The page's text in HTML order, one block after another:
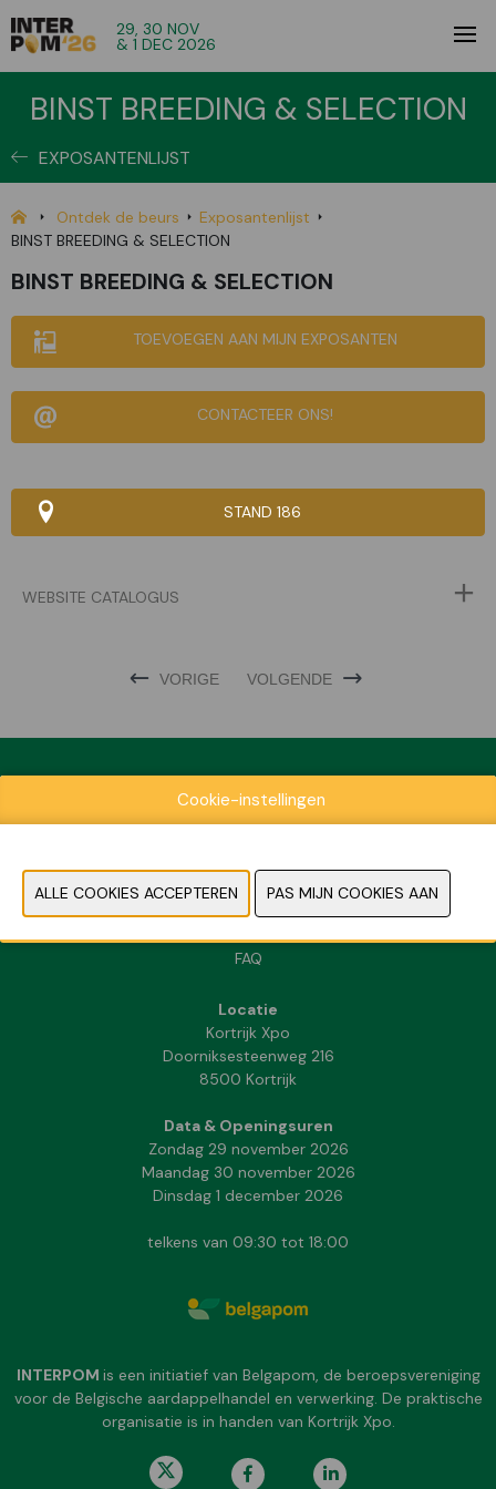
29, 30 NOV
& 1 DEC 2026
BINST BREEDING & SELECTION
EXPOSANTENLIJST
Ontdek de beurs
Exposantenlijst
BINST BREEDING & SELECTION
BINST BREEDING & SELECTION
TOEVOEGEN AAN MIJN EXPOSANTEN
CONTACTEER ONS!
STAND 186
WEBSITE CATALOGUS
VORIGE VOLGENDE
Exposantenlijst
Contact
Pers- en beeldmateriaal
FAQ
Locatie
Kortrijk Xpo
Doorniksesteenweg 216
8500 Kortrijk
Data & Openingsuren
Zondag 29 november 2026
Maandag 30 november 2026
Dinsdag 1 december 2026
telkens van 09:30 tot 18:00
INTERPOM is een initiatief van Belgapom, de beroepsvereniging
voor de Belgische aardappelhandel en verwerking. De praktische
organisatie is in handen van Kortrijk Xpo.
Cookie-instellingen